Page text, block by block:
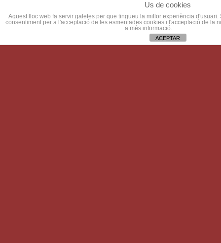
Us de cookies
Aquest lloc web fa servir galetes per que tingueu la millor experiència
consentiment per a l'acceptació de les esmentades cookies i l'acceptació de la
a més informació.
ACEPTAR